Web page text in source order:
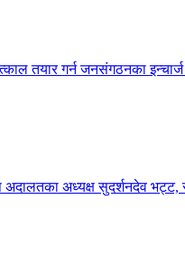
गर्न जनसंगठनका इन्चार्ज
अदालतका अध्यक्ष सुदर्शनदेव